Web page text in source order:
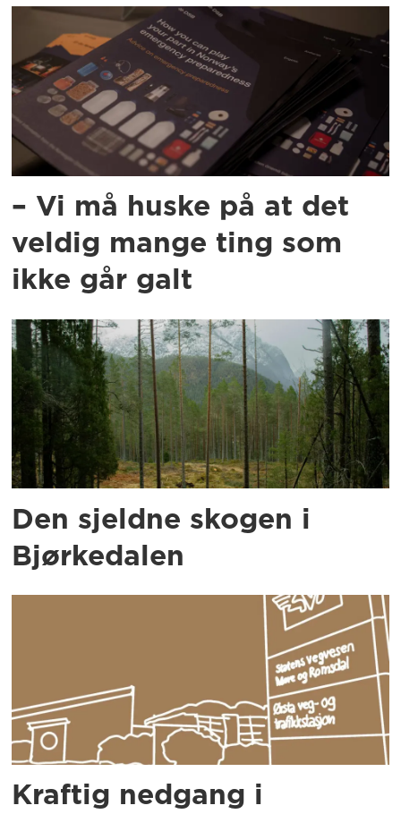
– Vi må huske på at det
veldig mange ting som
ikke går galt
Den sjeldne skogen i
Bjørkedalen
Kraftig nedgang i